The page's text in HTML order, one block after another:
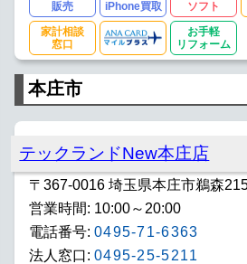
販売
iPhone買取
ソフト
家計相談
窓口
お手軽
リフォーム
本庄市
テックランドNew本庄店
〒367-0016 埼玉県本庄市鵜森
営業時間: 10:00～20:00
電話番号: 0495-71-6363
法人窓口: 0495-25-5211